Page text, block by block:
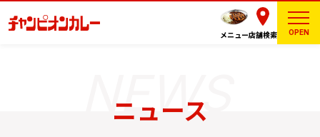
メニュー店舗検索 OPEN
ニュース